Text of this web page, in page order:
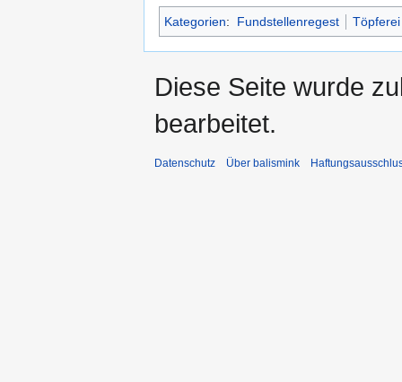
Kategorien: Fundstellenregest Töpferei
Diese Seite wurde
bearbeitet.
Datenschutz Über balismink